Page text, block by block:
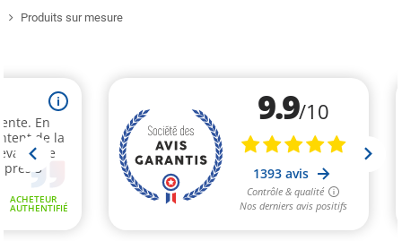
Produits sur mesure